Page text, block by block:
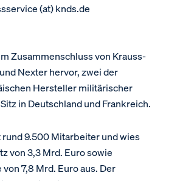
(at) knds.de
Zusammenschluss von Krauss-
Nexter hervor, zwei der
Hersteller militärischer
in Deutschland und Frankreich.
rund 9.500 Mitarbeiter und wies
von 3,3 Mrd. Euro sowie
7,8 Mrd. Euro aus. Der